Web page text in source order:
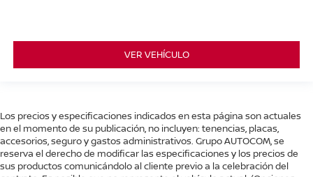
VER VEHÍCULO
Los precios y especificaciones indicados en esta página son actuales
en el momento de su publicación, no incluyen: tenencias, placas,
accesorios, seguro y gastos administrativos. Grupo AUTOCOM, se
reserva el derecho de modificar las especificaciones y los precios de
sus productos comunicándolo al cliente previo a la celebración del